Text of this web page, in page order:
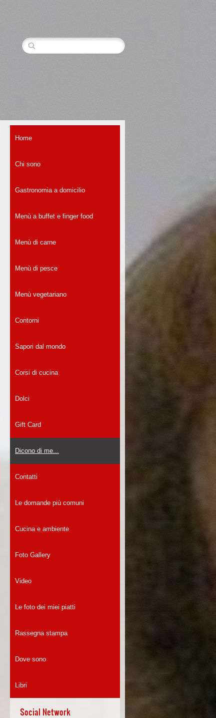
Home
Chi sono
Gastronomia a domicilio
Menù a buffet e finger food
Menù di carne
Menù di pesce
Menù vegetariano
Contorni
Sapori dal mondo
Corsi di cucina
Dolci
Gift Card
Dicono di me...
Contatti
Le domande più comuni
Cucina e ambiente
Foto Gallery
Video
Le foto dei miei piatti
Rassegna stampa
Dove sono
Libri
Social Network